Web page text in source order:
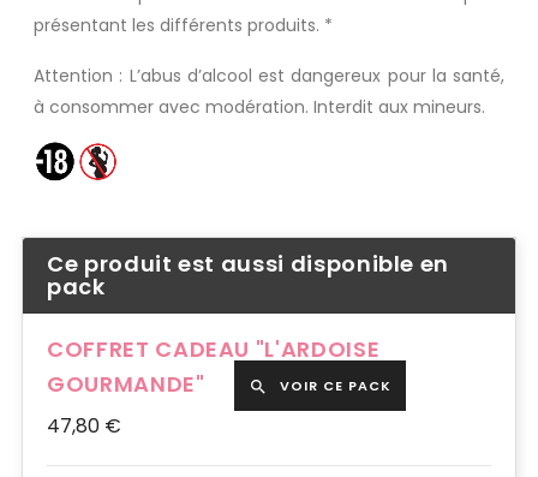
présentant les différents produits. *
Attention : L’abus d’alcool est dangereux pour la santé,
à consommer avec modération. Interdit aux mineurs.
Ce produit est aussi disponible en
pack
COFFRET CADEAU "L'ARDOISE
GOURMANDE"
 VOIR CE PACK
47,80 €